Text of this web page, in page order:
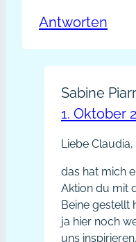
Antworten
Sabine
1. Oktober
Liebe Claudia,
das hat mich
Aktion du mit
Beine gestellt
ja hier noch
uns inspirieren.